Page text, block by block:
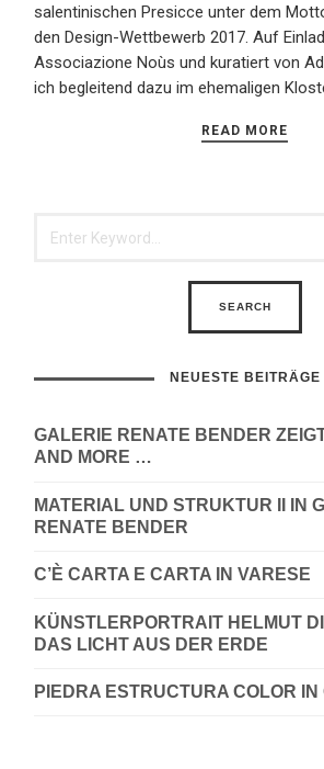
salentinischen Presicce unter dem
den Design-Wettbewerb 2017. Auf
Associazione Noùs und kuratiert von
ich begleitend dazu im ehemaligen
READ MORE
NEUESTE BEITRÄGE
GALERIE RENATE BENDER
AND MORE …
MATERIAL UND STRUKTUR II IN
RENATE BENDER
C’È CARTA E CARTA IN VARESE
KÜNSTLERPORTRAIT HELMUT
DAS LICHT AUS DER ERDE
PIEDRA ESTRUCTURA COLOR